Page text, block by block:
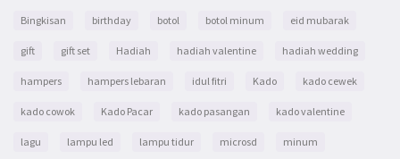
Bingkisan birthday botol botol minum eid mubarak
gift gift set Hadiah hadiah valentine hadiah wedding
hampers hampers lebaran idul fitri Kado kado cewek
kado cowok Kado Pacar kado pasangan kado valentine
lagu lampu led lampu tidur microsd minum